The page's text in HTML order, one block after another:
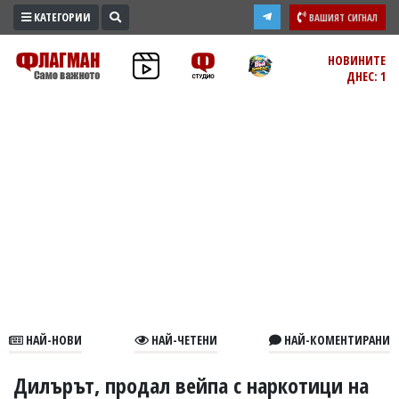
ПРОМО
ЗОНА
КАТЕГОРИИ ВАШИЯТ СИГНАЛ
НОВИНИТЕ
ДНЕС: 1
НАЙ-НОВИ НАЙ-ЧЕТЕНИ НАЙ-КОМЕНТИРАНИ
Дилърът, продал вейпа с наркотици на